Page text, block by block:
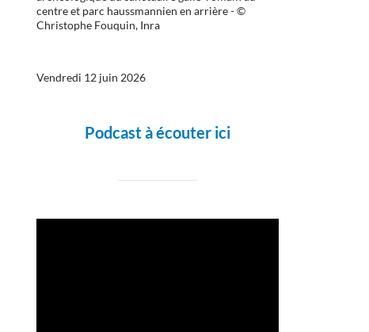
centre et parc haussmannien en arrière - ©
Christophe Fouquin, Inra
Vendredi 12 juin 2026
Podcast à écouter ici